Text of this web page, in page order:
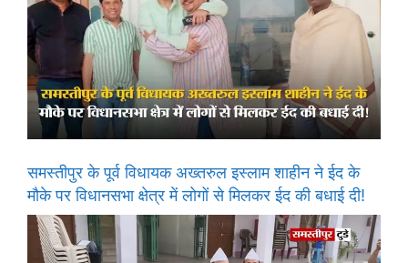
समस्तीपुर के पूर्व विधायक अख्तरुल इस्लाम शाहीन ने ईद के
मौके पर विधानसभा क्षेत्र में लोगों से मिलकर ईद की बधाई दी!